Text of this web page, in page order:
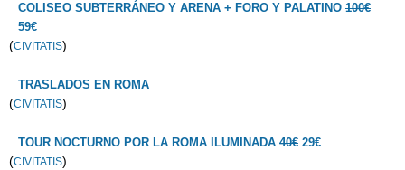
COLISEO SUBTERRÁNEO Y ARENA + FORO Y PALATINO 100€
59€
(CIVITATIS)
TRASLADOS EN ROMA
(CIVITATIS)
TOUR NOCTURNO POR LA ROMA ILUMINADA 40€ 29€
(CIVITATIS)